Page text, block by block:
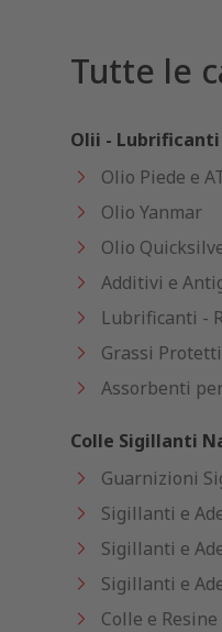
Tutte le
Olii - Lubrificanti
Olio Piede e
Olio Yanmar
Olio
Additivi e
Lubrificanti -
Grassi
Assorbenti
Colle Sigillanti
Guarnizioni
Sigillanti e
Sigillanti e
Sigillanti e
Colle e